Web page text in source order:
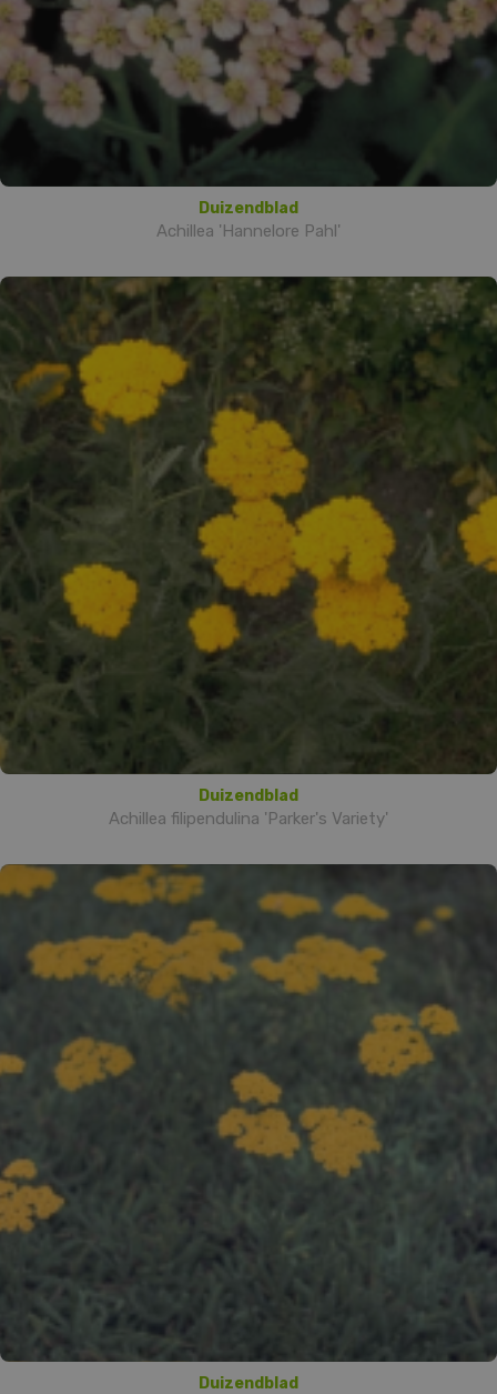
Duizendblad
Achillea 'Hannelore Pahl'
Duizendblad
Achillea filipendulina 'Parker's Variety'
Duizendblad